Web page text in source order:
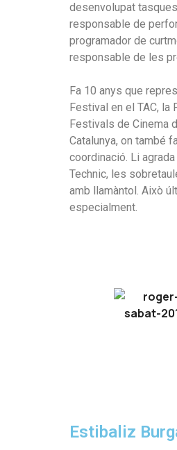
desenvolupat
responsable de
programador de
responsable de les
Fa 10 anys que
Festival en el TAC, la
Festivals de Cinema
Catalunya, on també
coordinació. Li
Technic, les
amb llamàntol. Això
especialment.
Estibaliz